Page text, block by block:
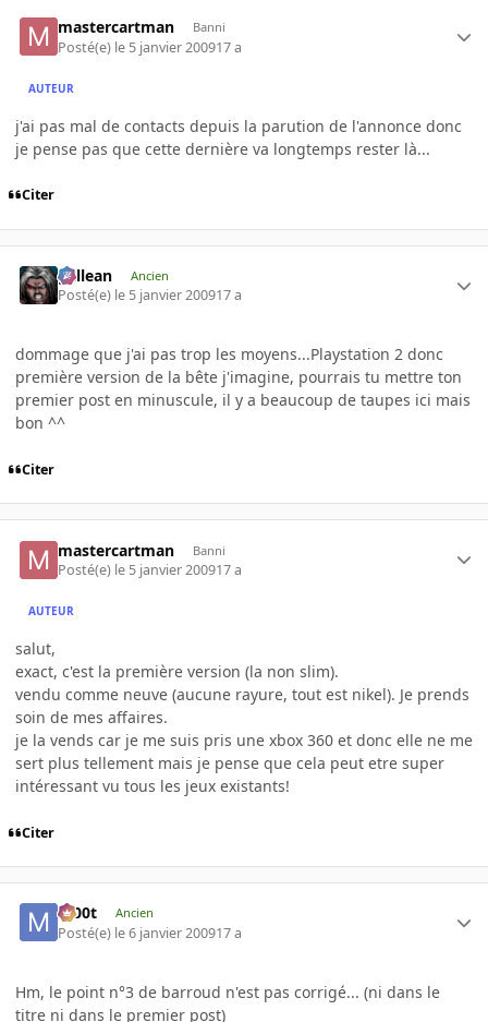
mastercartman Banni
Posté(e) le 5 janvier 200917 a
AUTEUR
j'ai pas mal de contacts depuis la parution de l'annonce donc
je pense pas que cette dernière va longtemps rester là...
Citer
gallean Ancien
Posté(e) le 5 janvier 200917 a
dommage que j'ai pas trop les moyens...Playstation 2 donc
première version de la bête j'imagine, pourrais tu mettre ton
premier post en minuscule, il y a beaucoup de taupes ici mais
bon ^^
Citer
mastercartman Banni
Posté(e) le 5 janvier 200917 a
AUTEUR
salut,
exact, c'est la première version (la non slim).
vendu comme neuve (aucune rayure, tout est nikel). Je prends
soin de mes affaires.
je la vends car je me suis pris une xbox 360 et donc elle ne me
sert plus tellement mais je pense que cela peut etre super
intéressant vu tous les jeux existants!
Citer
m00t Ancien
Posté(e) le 6 janvier 200917 a
Hm, le point n°3 de barroud n'est pas corrigé... (ni dans le
titre ni dans le premier post)